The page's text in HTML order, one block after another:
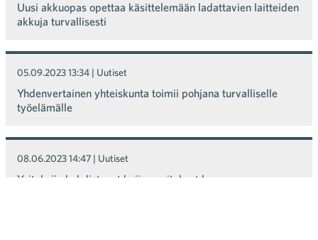
Uusi akkuopas opettaa käsittelemään ladattavien laitteiden
akkuja turvallisesti
05.09.2023 13:34 | Uutiset
Yhdenvertainen yhteiskunta toimii pohjana turvalliselle
työelämälle
08.06.2023 14:47 | Uutiset
Yrityksiin kohdistuvat huijausyritykset kasvussa